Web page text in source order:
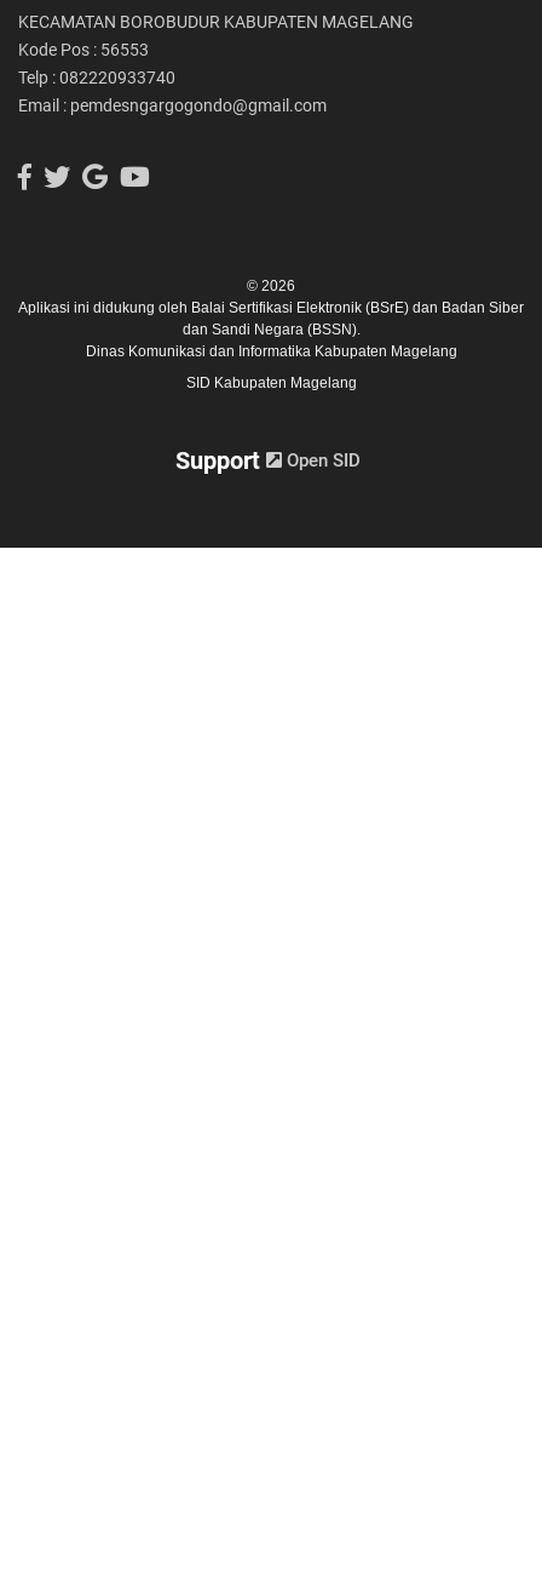
KECAMATAN BOROBUDUR KABUPATEN MAGELANG
Kode Pos : 56553
Telp : 082220933740
Email : pemdesngargogondo@gmail.com
© 2026
Aplikasi ini didukung oleh Balai Sertifikasi Elektronik (BSrE) dan Badan Siber
dan Sandi Negara (BSSN).
Dinas Komunikasi dan Informatika Kabupaten Magelang
SID Kabupaten Magelang
Support Open SID